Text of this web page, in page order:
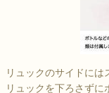
リュックのサイドには
リュックを下ろさずに